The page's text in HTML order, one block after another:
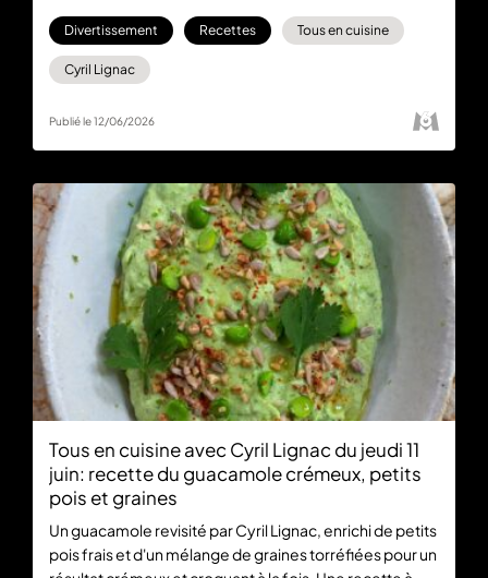
du lundi au vendredi à 18:30 en direct sur M6+
Divertissement Recettes Tous en cuisine
Cyril Lignac
Publié le 12/06/2026
Tous en cuisine avec Cyril Lignac du jeudi 11
juin: recette du guacamole crémeux, petits
pois et graines
Un guacamole revisité par Cyril Lignac, enrichi de petits
pois frais et d'un mélange de graines torréfiées pour un